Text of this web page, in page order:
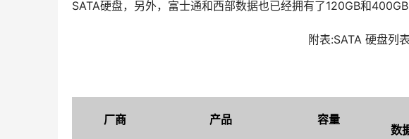
SATA硬盘，另外，富士通和西部数据也已经拥有了120GB和
附表:SATA 硬盘列表
厂商 产品 容量
数